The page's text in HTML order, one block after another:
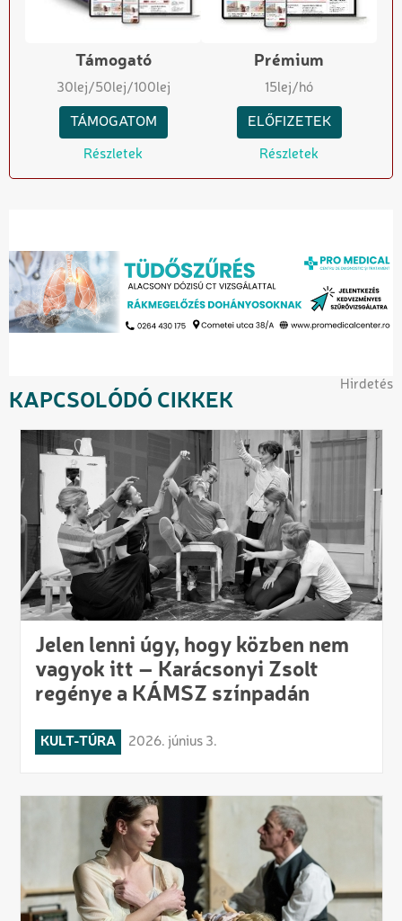
Támogató
30lej/50lej/100lej
TÁMOGATOM
Részletek
Prémium
15lej/hó
ELŐFIZETEK
Részletek
Hirdetés
KAPCSOLÓDÓ CIKKEK
Jelen lenni úgy, hogy közben nem
vagyok itt – Karácsonyi Zsolt
regénye a KÁMSZ színpadán
KULT-TÚRA 2026. június 3.